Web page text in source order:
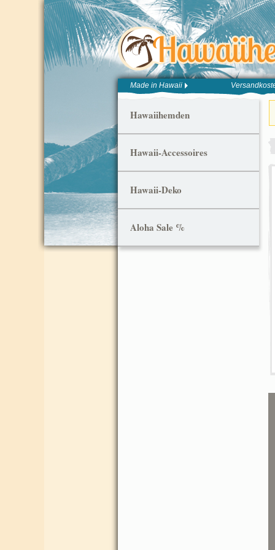
Made in Hawaii
Hawaiihemden
Hawaii-Accessoires
Hawaii-Deko
Aloha Sale %